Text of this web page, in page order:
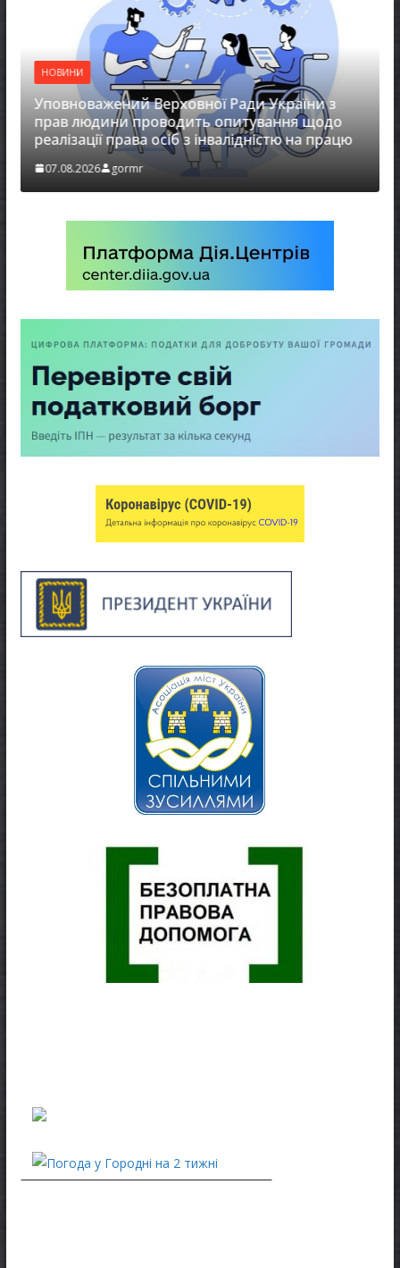
НОВИНИ
Уповноважений Верховної Ради України з
прав людини проводить опитування щодо
реалізації права осіб з інвалідністю на працю
07.08.2026 gormr